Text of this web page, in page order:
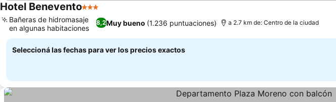
Hotel Benevento3 Estrellas
8,2Muy bueno (1.236 puntuaciones)
Bañeras de hidromasaje
en algunas habitaciones
a 2.7 km de: Centro de la ciudad
Seleccioná las fechas para ver los precios exactos